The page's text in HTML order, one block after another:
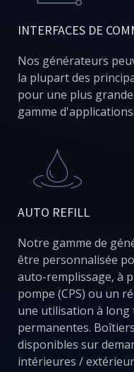
INTERFACES DE
Nos générateurs
la plupart des
pour une plus
gamme d'applications.
AUTO REFILL
Notre gamme de
être personnalisée
auto-remplissage, à
pompe (CPS) ou un
une utilisation à long
permanentes.
disponibles sur
intérieures /